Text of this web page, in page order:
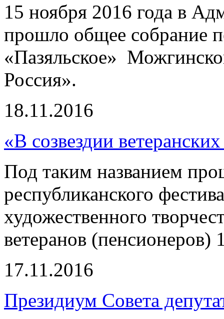
15 ноября 2016 года в
прошло общее собрание
«Пазяльское»
Россия».
18.11.2016
«В созвездии
Под таким названием
республиканского
художественного
ветеранов (пенсионеров)
17.11.2016
Президиум Совета